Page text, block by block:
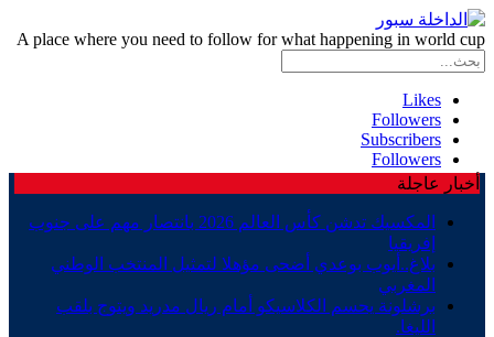
A place where you need to follow for what happening in world cup
Likes
Followers
Subscribers
Followers
أخبار عاجلة
المكسيك تدشن كأس العالم 2026 بانتصار مهم على جنوب
إفريقيا
بلاغ..أيوب بوعدي أضحى مؤهلا لتمثيل المنتخب الوطني
المغربي
برشلونة يحسم الكلاسيكو أمام ريال مدريد ويتوج بلقب
الليغا.